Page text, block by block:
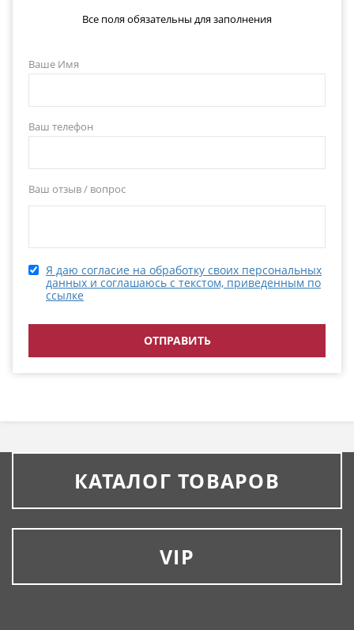
Все поля обязательны для заполнения
Ваше Имя
Ваш телефон
Ваш отзыв / вопрос
Я даю согласие на обработку своих персональных
данных и соглашаюсь с текстом, приведенным по
ссылке
КАТАЛОГ ТОВАРОВ
VIP